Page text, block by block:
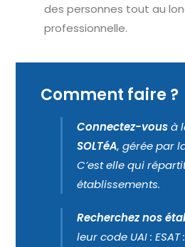
des personnes tout au
professionnelle.
Comment faire ?
Connectez-vousà
SOLTéA, gérée par
C’est elle qui
établissements.
Recherchez nos
leur code UAI :